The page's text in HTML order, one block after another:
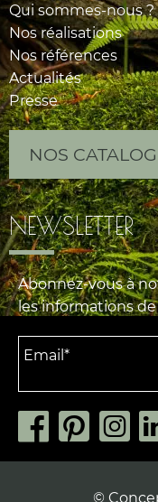
Qui sommes-nous ?
Nos réalisations
Nos références
Actualités
Presse
NOS
NEWSLETTER
Abonnez-vous à
les informations
©